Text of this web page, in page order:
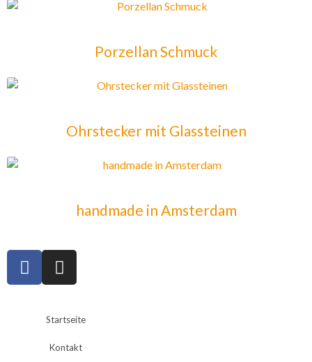
Porzellan Schmuck
Ohrstecker mit Glassteinen
handmade in Amsterdam
Startseite
Kontakt